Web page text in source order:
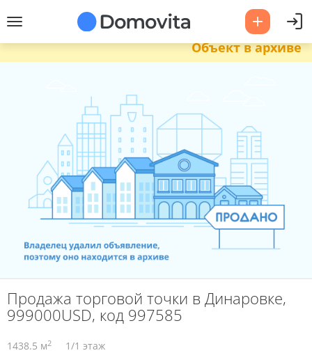
Объект в архиве
Продажа торговой точки в Динаровке,
999000USD, код 997585
1438.5 м2 1/1 этаж